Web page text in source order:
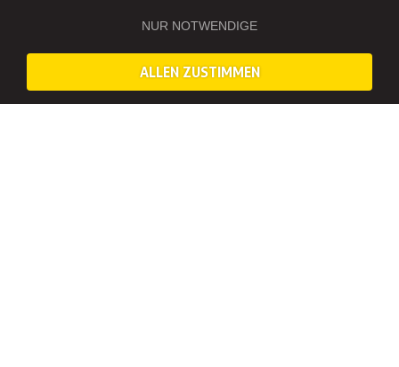
NUR NOTWENDIGE
ALLEN ZUSTIMMEN